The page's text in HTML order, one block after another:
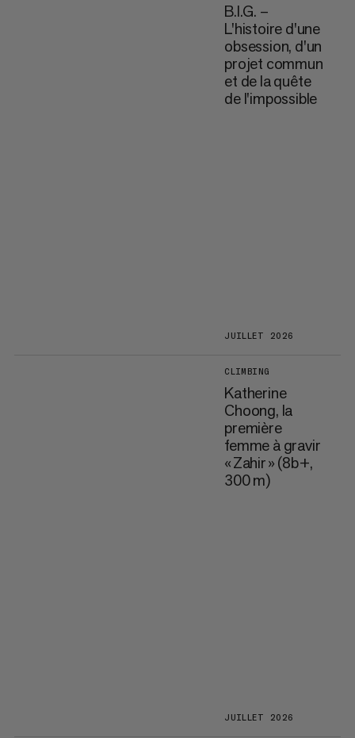
B.I.G. –
L'histoire d'une
obsession, d'un
projet commun
et de la quête
de l'impossible
JUILLET 2026
CLIMBING
Katherine
Choong, la
première
femme à gravir
« Zahir » (8b+,
300 m)
JUILLET 2026